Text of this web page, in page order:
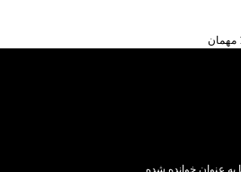
به عنوان خوانده شده